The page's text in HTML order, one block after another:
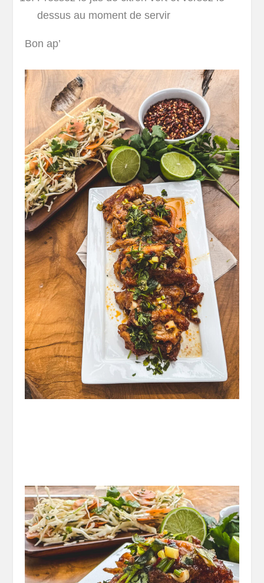
dessus au moment de servir
Bon ap’